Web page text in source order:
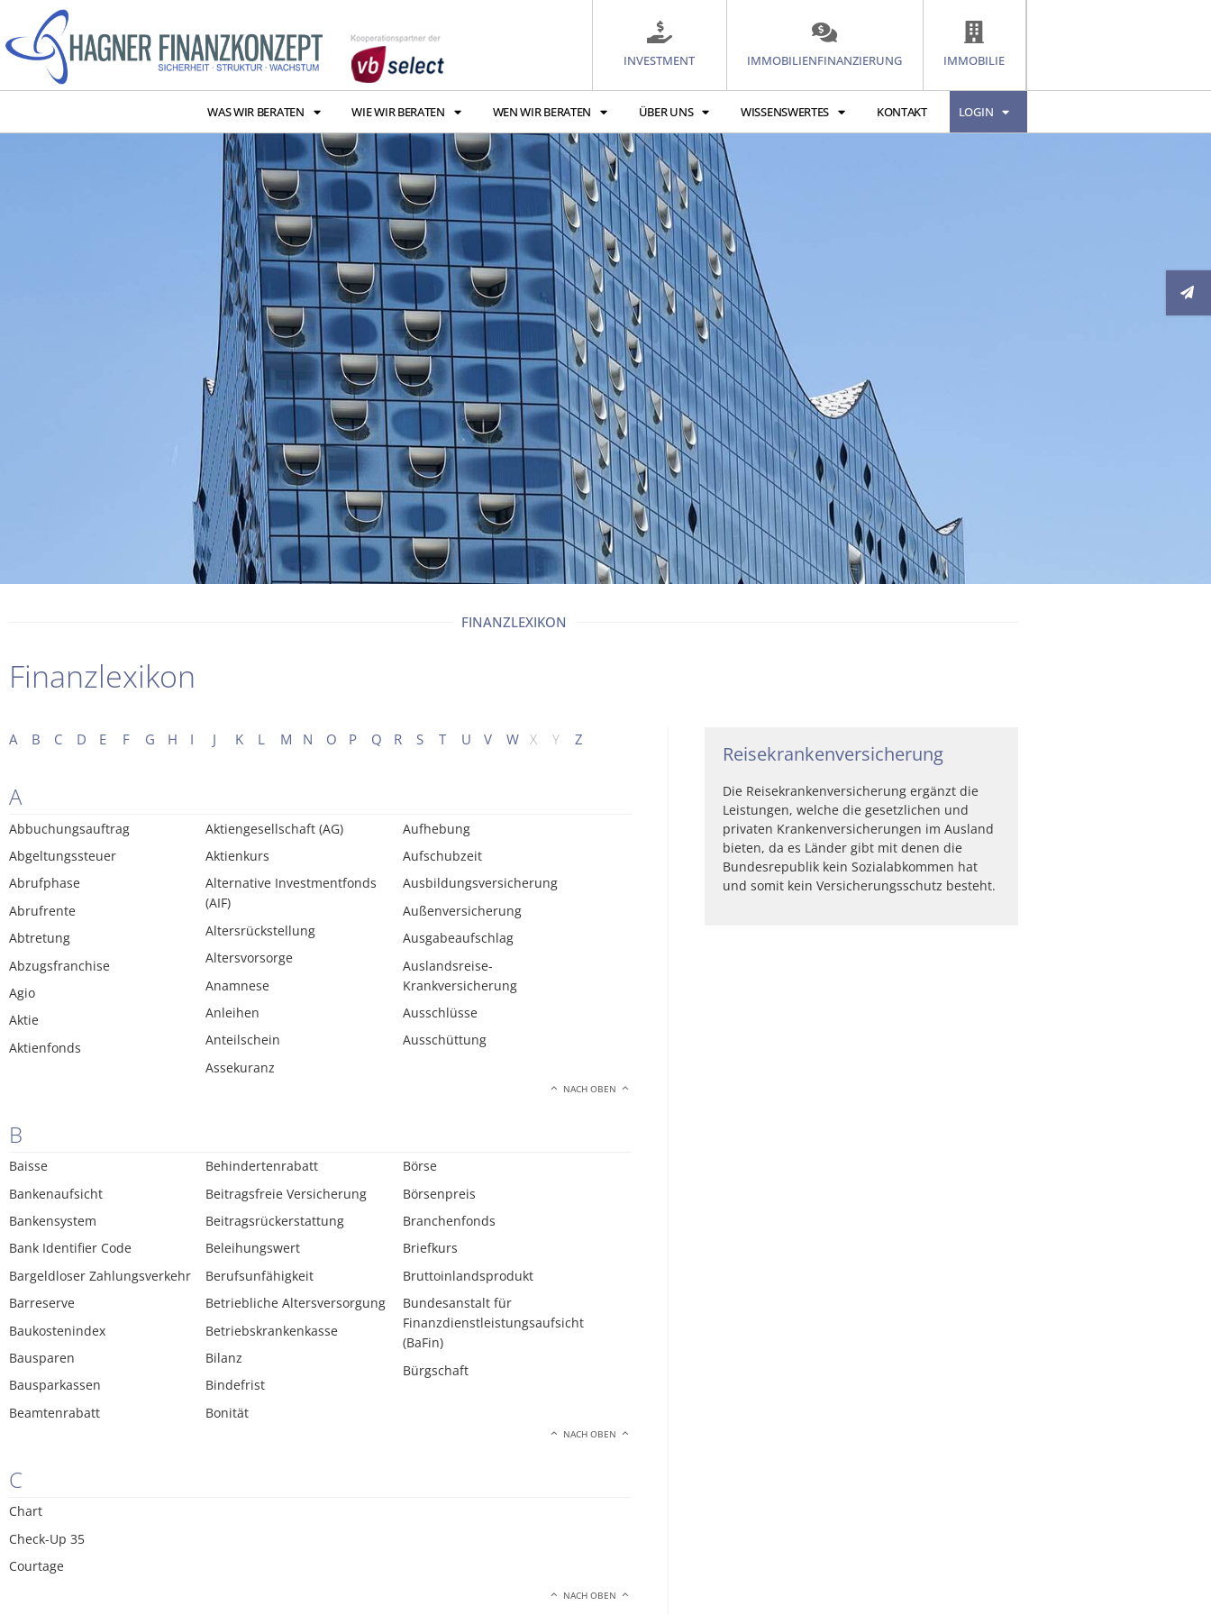
INVESTMENT IMMOBILIENFINANZIERUNG IMMOBILIE
WAS WIR BERATEN WIE WIR BERATEN WEN WIR BERATEN ÜBER UNS WISSENSWERTES KONTAKT LOGIN
FINANZLEXIKON
Finanzlexikon
A B C D E F G H I J K L M N O P Q R S T U V W X Y Z
A
Abbuchungsauftrag
Abgeltungssteuer
Abrufphase
Abrufrente
Abtretung
Abzugsfranchise
Agio
Aktie
Aktienfonds
Aktiengesellschaft (AG)
Aktienkurs
Alternative Investmentfonds
(AIF)
Altersrückstellung
Altersvorsorge
Anamnese
Anleihen
Anteilschein
Assekuranz
Aufhebung
Aufschubzeit
Ausbildungsversicherung
Außenversicherung
Ausgabeaufschlag
Auslandsreise-
Krankversicherung
Ausschlüsse
Ausschüttung
NACH OBEN
B
Baisse
Bankenaufsicht
Bankensystem
Bank Identifier Code
Bargeldloser Zahlungsverkehr
Barreserve
Baukostenindex
Bausparen
Bausparkassen
Beamtenrabatt
Behindertenrabatt
Beitragsfreie Versicherung
Beitragsrückerstattung
Beleihungswert
Berufsunfähigkeit
Betriebliche Altersversorgung
Betriebskrankenkasse
Bilanz
Bindefrist
Bonität
Börse
Börsenpreis
Branchenfonds
Briefkurs
Bruttoinlandsprodukt
Bundesanstalt für
Finanzdienstleistungsaufsicht
(BaFin)
Bürgschaft
NACH OBEN
C
Chart
Check-Up 35
Courtage
NACH OBEN
Reisekrankenversicherung
Die Reisekrankenversicherung ergänzt die
Leistungen, welche die gesetzlichen und
privaten Krankenversicherungen im Ausland
bieten, da es Länder gibt mit denen die
Bundesrepublik kein Sozialabkommen hat
und somit kein Versicherungsschutz besteht.